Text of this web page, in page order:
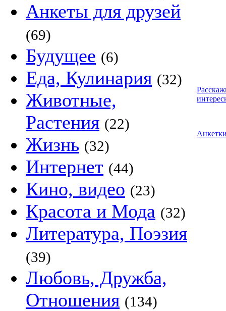
Анкеты для друзей
(69)
Будущее (6)
Еда, Кулинария (32)
Животные,
Растения (22)
Жизнь (32)
Интернет (44)
Кино, видео (23)
Красота и Мода (32)
Литература, Поэзия
(39)
Любовь, Дружба,
Отношения (134)